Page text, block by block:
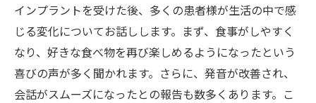
インプラントを受けた後、多くの患者様が生活の中で感
じる変化についてお話しします。まず、食事がしやすく
なり、好きな食べ物を再び楽しめるようになったという
喜びの声が多く聞かれます。さらに、発音が改善され、
会話がスムーズになったとの報告も数多くあります。こ